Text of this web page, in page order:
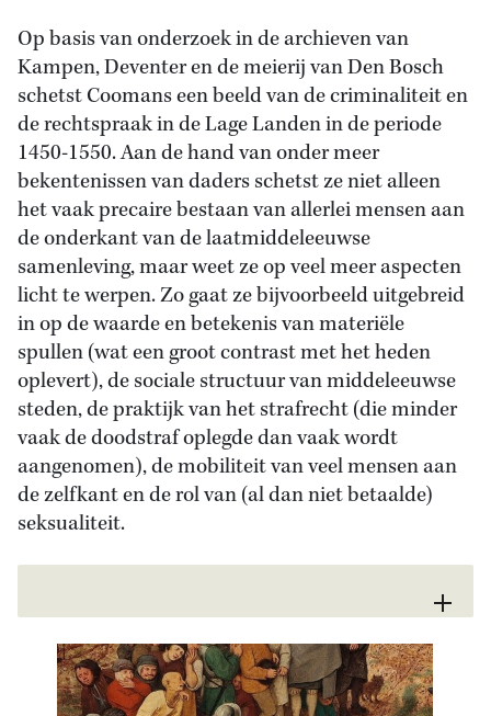
Op basis van onderzoek in de archieven van
Kampen, Deventer en de meierij van Den Bosch
schetst Coomans een beeld van de criminaliteit en
de rechtspraak in de Lage Landen in de periode
1450-1550. Aan de hand van onder meer
bekentenissen van daders schetst ze niet alleen
het vaak precaire bestaan van allerlei mensen aan
de onderkant van de laatmiddeleeuwse
samenleving, maar weet ze op veel meer aspecten
licht te werpen. Zo gaat ze bijvoorbeeld uitgebreid
in op de waarde en betekenis van materiële
spullen (wat een groot contrast met het heden
oplevert), de sociale structuur van middeleeuwse
steden, de praktijk van het strafrecht (die minder
vaak de doodstraf oplegde dan vaak wordt
aangenomen), de mobiliteit van veel mensen aan
de zelfkant en de rol van (al dan niet betaalde)
seksualiteit.